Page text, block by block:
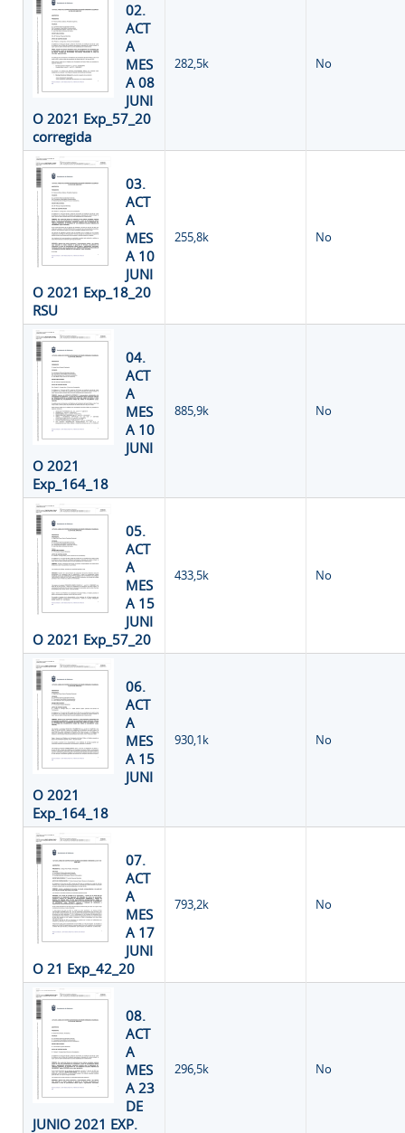
02.
ACT
A
MES
A 08
JUNI
O 2021 Exp_57_20
corregida
282,5k No
03.
ACT
A
MES
A 10
JUNI
O 2021 Exp_18_20
RSU
255,8k No
04.
ACT
A
MES
A 10
JUNI
O 2021
Exp_164_18
885,9k No
05.
ACT
A
MES
A 15
JUNI
O 2021 Exp_57_20
433,5k No
06.
ACT
A
MES
A 15
JUNI
O 2021
Exp_164_18
930,1k No
07.
ACT
A
MES
A 17
JUNI
O 21 Exp_42_20
793,2k No
08.
ACT
A
MES
A 23
DE
JUNIO 2021 EXP.
296,5k No